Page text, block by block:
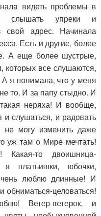
видеть проблемы в
слышать упреки и
свой адрес. Начинала
Есть и другие, более
А еще более шустрые,
которых все слушаются,
я понимала, что у меня
то. И за папу стыдно. И
неряха! И вообще,
слушаться, и радовать
могу изменить даже
уж там о Мире мечтать!
то двоишница-
платьишки, юбочки,
люблю длинные! И
обниматься-целоваться!
Ветер-ветерок, и